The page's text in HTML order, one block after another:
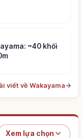
~40 khối
viết về Wakayama→
Xem lựa chọn